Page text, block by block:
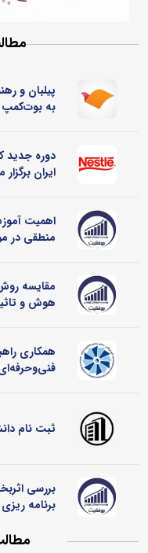
پیلبان و
به بوت‌کمپ
دوره جدید
ایران
اهمیت
منطقی در
مقایسه
هوش و
همکاری
ثبت نام
بررسی
برنامه